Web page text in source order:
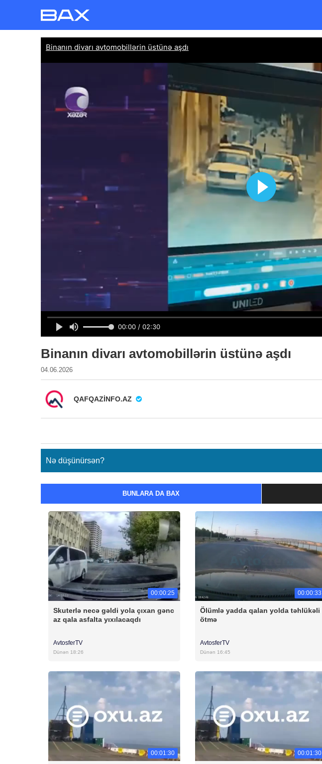
Binanın divarı avtomobillərin üstünə aşdı
04.06.2026
QAFQAZINFO.AZ
Nə düşünürsən?
BUNLARA DA BAX
00:00:25
Skuterlə necə gəldi yola çıxan gənc
az qala asfalta yıxılacaqdı
AvtosferTV
Dünən 18:26
00:00:33
Ölümlə yadda qalan yolda təhlükəli
ötmə
AvtosferTV
Dünən 16:45
00:01:30 00:01:30